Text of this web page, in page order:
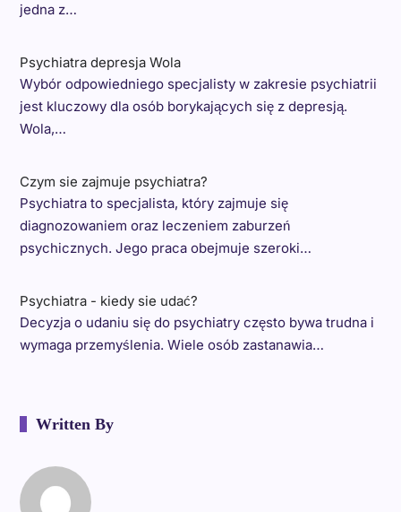
jedna z…
Psychiatra depresja Wola
Wybór odpowiedniego specjalisty w zakresie psychiatrii
jest kluczowy dla osób borykających się z depresją.
Wola,…
Czym sie zajmuje psychiatra?
Psychiatra to specjalista, który zajmuje się
diagnozowaniem oraz leczeniem zaburzeń
psychicznych. Jego praca obejmuje szeroki…
Psychiatra - kiedy sie udać?
Decyzja o udaniu się do psychiatry często bywa trudna i
wymaga przemyślenia. Wiele osób zastanawia…
Written By